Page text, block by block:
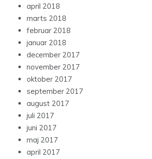
april 2018
marts 2018
februar 2018
januar 2018
december 2017
november 2017
oktober 2017
september 2017
august 2017
juli 2017
juni 2017
maj 2017
april 2017